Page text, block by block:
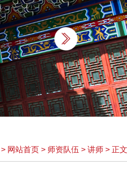
> 网站首页 > 师资队伍 > 讲师 > 正文